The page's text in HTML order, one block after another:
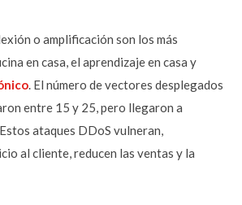
o amplificación son los más
en casa, el aprendizaje en casa y
. El número de vectores desplegados
entre 15 y 25, pero llegaron a
ataques DDoS vulneran,
al cliente, reducen las ventas y la